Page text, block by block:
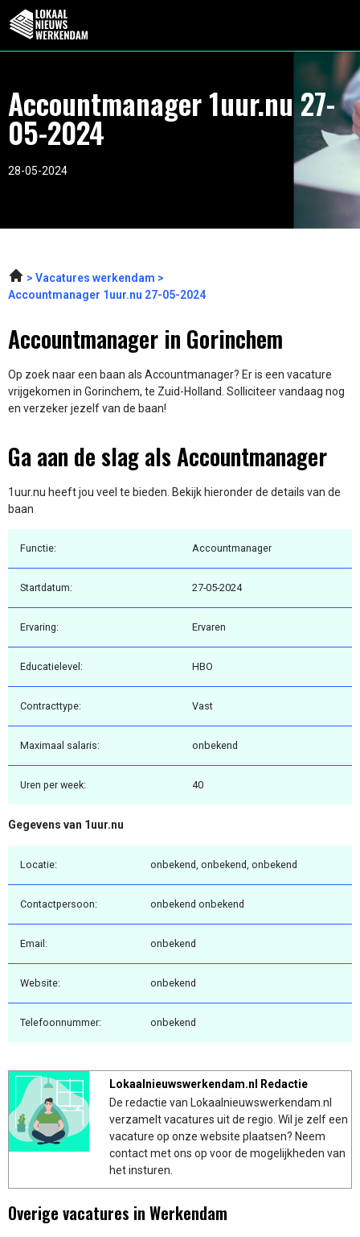
Accountmanager 1uur.nu 27-
05-2024
28-05-2024
Vacatures werkendam
Accountmanager 1uur.nu 27-05-2024
Accountmanager in Gorinchem
Op zoek naar een baan als Accountmanager? Er is een vacature
vrijgekomen in Gorinchem, te Zuid-Holland. Solliciteer vandaag nog
en verzeker jezelf van de baan!
Ga aan de slag als Accountmanager
1uur.nu heeft jou veel te bieden. Bekijk hieronder de details van de
baan
Functie: Accountmanager
Startdatum: 27-05-2024
Ervaring: Ervaren
Educatielevel: HBO
Contracttype: Vast
Maximaal salaris: onbekend
Uren per week: 40
Gegevens van 1uur.nu
Locatie: onbekend, onbekend, onbekend
Contactpersoon: onbekend onbekend
Email: onbekend
Website: onbekend
Telefoonnummer: onbekend
Lokaalnieuwswerkendam.nl Redactie
De redactie van Lokaalnieuwswerkendam.nl
verzamelt vacatures uit de regio. Wil je zelf een
vacature op onze website plaatsen? Neem
contact met ons op voor de mogelijkheden van
het insturen.
Overige vacatures in Werkendam